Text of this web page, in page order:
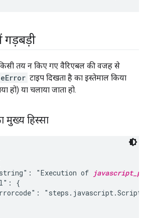
गड़बड़ी
तय न किए गए वैरिएबल की वजह से
टाइप दिखता है का इस्तेमाल किया
हो) या चलाया जाता हो.
मुख्य हिस्सा
"Execution of
{